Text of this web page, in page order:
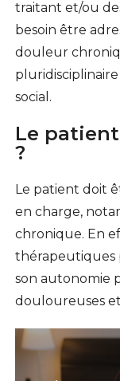
traitant et/ou
besoin être
douleur
social.
Le
?
Le patient doit
en charge,
chronique. En
thérapeutiques
son autonomie
douloureuses